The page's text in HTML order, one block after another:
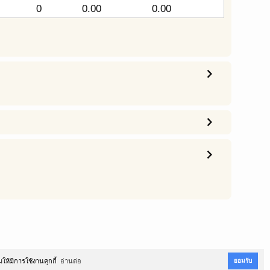
ห้มีการใช้งานคุกกี้ อ่านต่อ ยอมรับ
0 0.00 0.00
chevron_right
chevron_right
chevron_right